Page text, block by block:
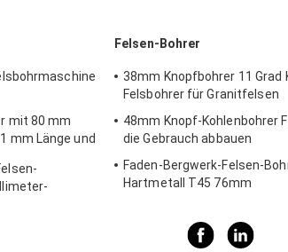
mit 80 mm
mm Länge und
Felsen-Bohrer
38mm Knopfbohrer 11 Grad
Felsbohrer für Granitfelsen
48mm Knopf-Kohlenbohrer
die Gebrauch abbauen
Faden-Bergwerk-Felsen-
Hartmetall T45 76mm